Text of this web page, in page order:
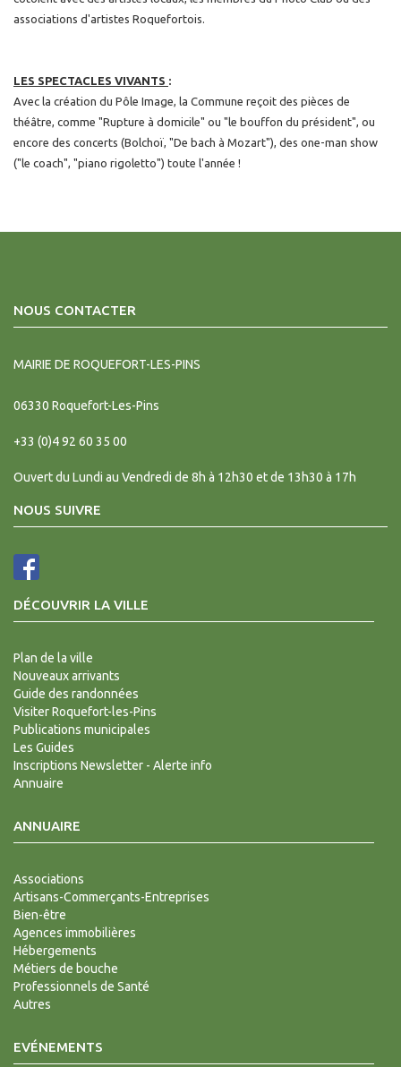
associations d'artistes Roquefortois.
LES SPECTACLES VIVANTS :
Avec la création du Pôle Image, la Commune reçoit des pièces de
théâtre, comme "Rupture à domicile" ou "le bouffon du président", ou
encore des concerts (Bolchoï, "De bach à Mozart"), des one-man show
("le coach", "piano rigoletto") toute l'année !
NOUS CONTACTER
MAIRIE DE ROQUEFORT-LES-PINS
06330 Roquefort-Les-Pins
+33 (0)4 92 60 35 00
Ouvert du Lundi au Vendredi de 8h à 12h30 et de 13h30 à 17h
NOUS SUIVRE
DÉCOUVRIR LA VILLE
Plan de la ville
Nouveaux arrivants
Guide des randonnées
Visiter Roquefort-les-Pins
Publications municipales
Les Guides
Inscriptions Newsletter - Alerte info
Annuaire
ANNUAIRE
Associations
Artisans-Commerçants-Entreprises
Bien-être
Agences immobilières
Hébergements
Métiers de bouche
Professionnels de Santé
Autres
EVÉNEMENTS